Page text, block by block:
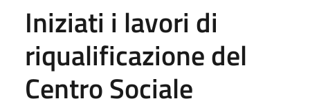
Iniziati i lavori di
riqualificazione del
Centro Sociale